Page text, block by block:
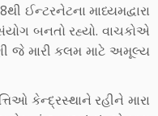
ઈન્ટરનેટના માધ્યમદ્વારા
બનતો રહ્યો. વાચકોએ
જે મારી કલમ માટે અમૂલ્ય
કેન્દ્રસ્થાને રહીને મારા